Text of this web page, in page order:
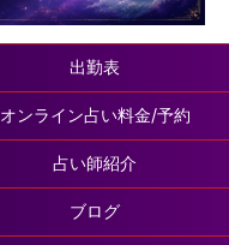
出勤表
オンライン占い料金/予約
占い師紹介
ブログ